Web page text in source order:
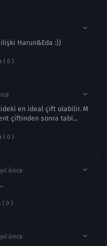
Harun&Eda :))
( 0 )
en ideal çift olabilir. M
çiftinden sonra tabi...
( 0 )
önce
( 0 )
önce